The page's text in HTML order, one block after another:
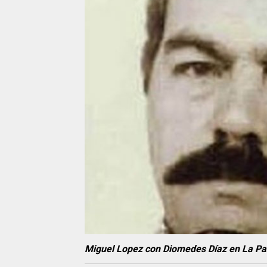
Miguel Lopez con Diomedes Díaz en La